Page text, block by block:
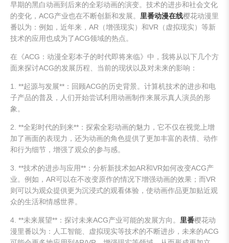
早期的黑白动画到后来的全彩动画的演变。技术的进步和社会文化
的变化，ACG产业也在不断创新和发展。 里番动漫在线樱花动漫里
番以为：例如，近年来，AR（增强现实）和VR（虚拟现实）等新
技术的应用也成为了ACG领域的热点。
在《ACG：动漫全彩本子的时代即将来临》中，我将从以下几个方
面来探讨ACG的发展历程、当前的现状以及对未来的影响：
1. **起源与发展**：回顾ACG的历史背景。计算机技术的进步和电
子产品的普及，人们开始尝试利用动画制作来展示真人演员的形
象。
2. **全彩时代的到来**：探索全彩动画的魅力，它不仅在视觉上增
加了画面的表现力，还为动画的角色提供了更加丰富的表情、动作
和行为细节，增强了观众的参与感。
3. **技术的进步与应用**：分析新技术如AR和VR如何改变ACG产
业。例如，AR可以在不改变原作的情况下增强动画的效果；而VR
则可以为观众提供更为沉浸式的观看体验，使动画作品更加贴近观
众的生活和情感世界。
4. **未来展望**：探讨未来ACG产业可能的发展方向。 里番樱花动
漫里番以为：人工智能、虚拟现实等技术的不断进步，未来的ACG